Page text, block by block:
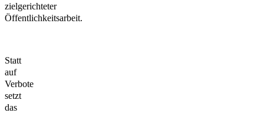
zielgerichteter
Öffentlichkeitsarbeit.
Statt
auf
Verbote
setzt
das